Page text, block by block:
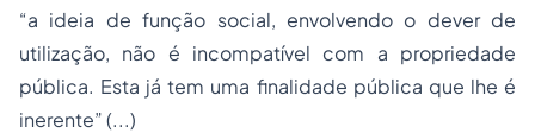
“a ideia de função social, envolvendo o dever de
utilização, não é incompatível com a propriedade
pública. Esta já tem uma finalidade pública que lhe é
inerente” (...)